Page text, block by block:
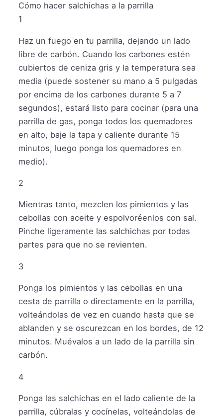
Cómo hacer salchichas a la parrilla
1
Haz un fuego en tu parrilla, dejando un lado
libre de carbón. Cuando los carbones estén
cubiertos de ceniza gris y la temperatura sea
media (puede sostener su mano a 5 pulgadas
por encima de los carbones durante 5 a 7
segundos), estará listo para cocinar (para una
parrilla de gas, ponga todos los quemadores
en alto, baje la tapa y caliente durante 15
minutos, luego ponga los quemadores en
medio).
2
Mientras tanto, mezclen los pimientos y las
cebollas con aceite y espolvoréenlos con sal.
Pinche ligeramente las salchichas por todas
partes para que no se revienten.
3
Ponga los pimientos y las cebollas en una
cesta de parrilla o directamente en la parrilla,
volteándolas de vez en cuando hasta que se
ablanden y se oscurezcan en los bordes, de 12
minutos. Muévalos a un lado de la parrilla sin
carbón.
4
Ponga las salchichas en el lado caliente de la
parrilla, cúbralas y cocínelas, volteándolas de